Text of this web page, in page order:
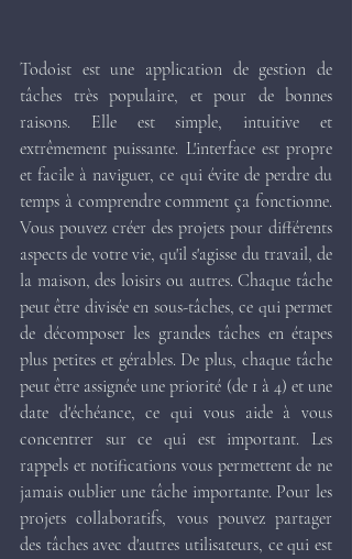
Todoist est une application de gestion de
tâches très populaire, et pour de bonnes
raisons. Elle est simple, intuitive et
extrêmement puissante. L'interface est propre
et facile à naviguer, ce qui évite de perdre du
temps à comprendre comment ça fonctionne.
Vous pouvez créer des projets pour différents
aspects de votre vie, qu'il s'agisse du travail, de
la maison, des loisirs ou autres. Chaque tâche
peut être divisée en sous-tâches, ce qui permet
de décomposer les grandes tâches en étapes
plus petites et gérables. De plus, chaque tâche
peut être assignée une priorité (de 1 à 4) et une
date d'échéance, ce qui vous aide à vous
concentrer sur ce qui est important. Les
rappels et notifications vous permettent de ne
jamais oublier une tâche importante. Pour les
projets collaboratifs, vous pouvez partager
des tâches avec d'autres utilisateurs, ce qui est